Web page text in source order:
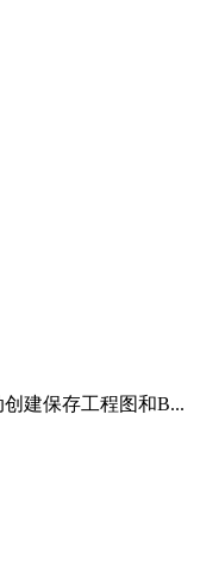
建保存工程图和B...